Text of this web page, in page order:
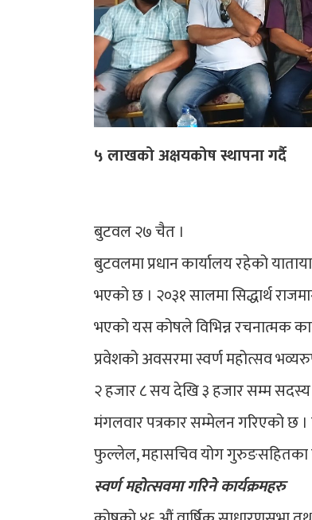
५ लाखको अक्षयकोष स्थापना गर्दै
बुटवल २७ चैत ।
बुटवलमा प्रधान कार्यालय रहेको
भएको छ । २०३१ सालमा सिद्धार्थ
भएको यस कोषले विभिन्न रचनात्मक
प्रवेशको अवसरमा स्वर्ण महोत्सव
२ हजार ८ सय देखि ३ हजार सम्म सदस्य
मंगलवार पत्रकार सम्मेलन गरिएको छ
फुल्लेल, महासचिव योग गुरुङसहितका
स्वर्ण महोत्सवमा गरिने कार्यक्रमहरु